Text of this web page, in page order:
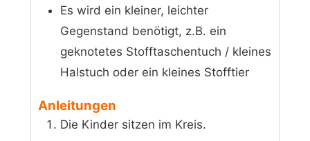
Es wird ein kleiner, leichter
Gegenstand benötigt, z.B. ein
geknotetes Stofftaschentuch / kleines
Halstuch oder ein kleines Stofftier
Anleitungen
Die Kinder sitzen im Kreis.